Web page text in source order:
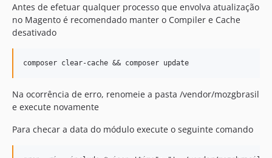
Antes de efetuar qualquer processo que envolva atualização
no Magento é recomendado manter o Compiler e Cache
desativado
Na ocorrência de erro, renomeie a pasta /vendor/mozgbrasil
e execute novamente
Para checar a data do módulo execute o seguinte comando